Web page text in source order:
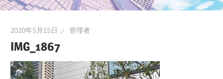
お
～
2020年5月15日 管理者
IMG_1867